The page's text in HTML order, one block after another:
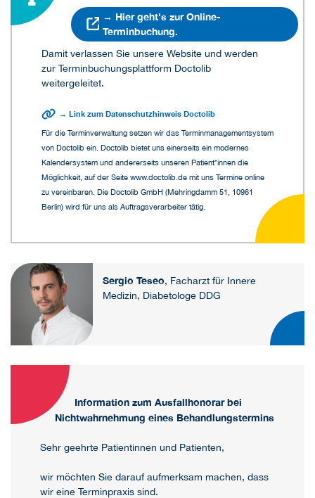
→ Hier geht's zur Online-
Terminbuchung.
Damit verlassen Sie unsere Website und werden
zur Terminbuchungsplattform Doctolib
weitergeleitet.
→ Link zum Datenschutzhinweis Doctolib
Für die Terminverwaltung setzen wir das Terminmanagementsystem
von Doctolib ein. Doctolib bietet uns einerseits ein modernes
Kalendersystem und andererseits unseren Patient*innen die
Möglichkeit, auf der Seite www.doctolib.de mit uns Termine online
zu vereinbaren. Die Doctolib GmbH (Mehringdamm 51, 10961
Berlin) wird für uns als Auftragsverarbeiter tätig.
Sergio Teseo, Facharzt für Innere
Medizin, Diabetologe DDG
Information zum Ausfallhonorar bei
Nichtwahrnehmung eines Behandlungstermins
Sehr geehrte Patientinnen und Patienten,
wir möchten Sie darauf aufmerksam machen, dass
wir eine Terminpraxis sind.